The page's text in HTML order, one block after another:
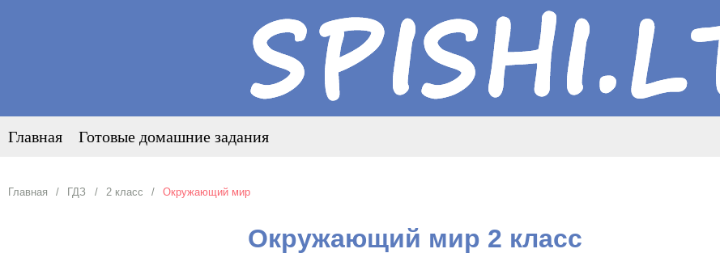
Главная Готовые домашние задания
Главная ГДЗ 2 класс Окружающий мир
Окружающий мир 2 класс